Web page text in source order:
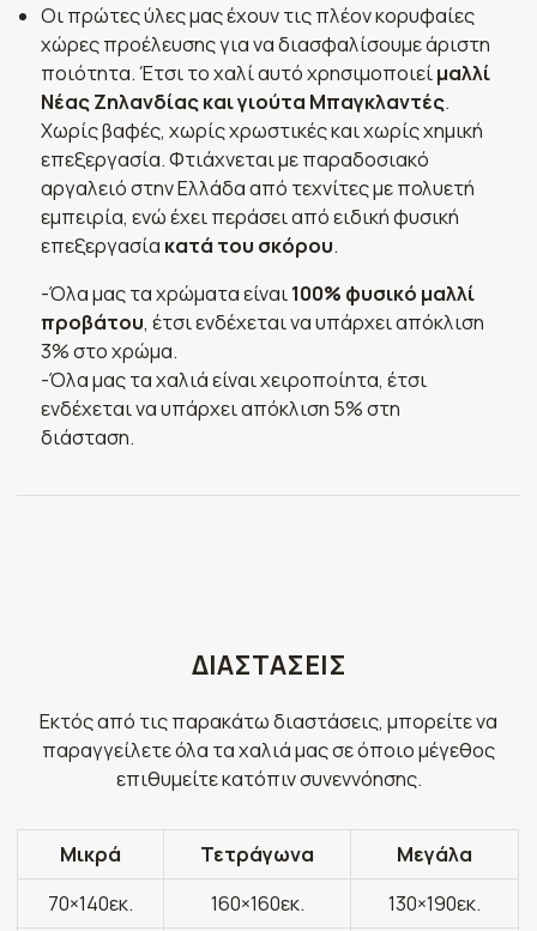
Οι πρώτες ύλες μας έχουν τις πλέον κορυφαίες
χώρες προέλευσης για να διασφαλίσουμε άριστη
ποιότητα. Έτσι το χαλί αυτό χρησιμοποιείμαλλί
Νέας Ζηλανδίας και γιούτα Μπαγκλαντές.
Χωρίς βαφές, χωρίς χρωστικές και χωρίς χημική
επεξεργασία. Φτιάχνεται με παραδοσιακό
αργαλειό στην Ελλάδα από τεχνίτες με πολυετή
εμπειρία, ενώ έχει περάσει από ειδική φυσική
επεξεργασία κατά του σκόρου.
-Όλα μας τα χρώματα είναι100% φυσικό μαλλί
προβάτου, έτσι ενδέχεται να υπάρχει απόκλιση
3% στο χρώμα.
-Όλα μας τα χαλιά είναι χειροποίητα, έτσι
ενδέχεται να υπάρχει απόκλιση 5% στη
διάσταση.
ΔΙΑΣΤΑΣΕΙΣ
Εκτός από τις παρακάτω διαστάσεις, μπορείτε να
παραγγείλετε όλα τα χαλιά μας σε όποιο μέγεθος
επιθυμείτε κατόπιν συνεννόησης.
Μικρά Τετράγωνα
Μεγάλα
70×140εκ.
160×160εκ. 130×190εκ.